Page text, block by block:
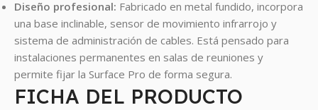
Diseño profesional: Fabricado en metal fundido, incorpora
una base inclinable, sensor de movimiento infrarrojo y
sistema de administración de cables. Está pensado para
instalaciones permanentes en salas de reuniones y
permite fijar la Surface Pro de forma segura.
FICHA DEL PRODUCTO